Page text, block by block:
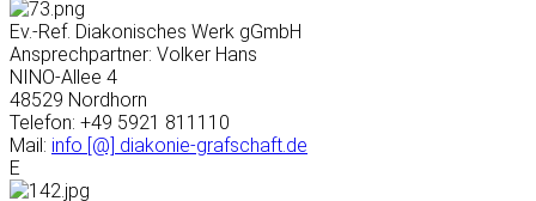
Ev.-Ref. Diakonisches Werk gGmbH
Ansprechpartner: Volker Hans
NINO-Allee 4
48529 Nordhorn
Telefon: +49 5921 811110
Mail: info [@] diakonie-grafschaft.de
E